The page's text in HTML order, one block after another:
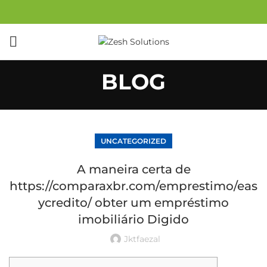
BLOG
UNCATEGORIZED
A maneira certa de
https://comparaxbr.com/emprestimo/eas
ycredito/ obter um empréstimo
imobiliário Digido
Jktfaezal